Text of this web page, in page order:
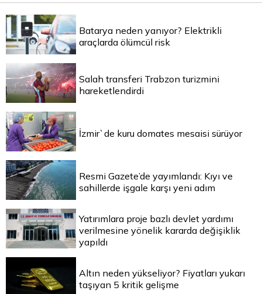
Batarya neden yanıyor? Elektrikli
araçlarda ölümcül risk
Salah transferi Trabzon turizmini
hareketlendirdi
İzmir`de kuru domates mesaisi sürüyor
Resmi Gazete’de yayımlandı: Kıyı ve
sahillerde işgale karşı yeni adım
Yatırımlara proje bazlı devlet yardımı
verilmesine yönelik kararda değişiklik
yapıldı
Altın neden yükseliyor? Fiyatları yukarı
taşıyan 5 kritik gelişme